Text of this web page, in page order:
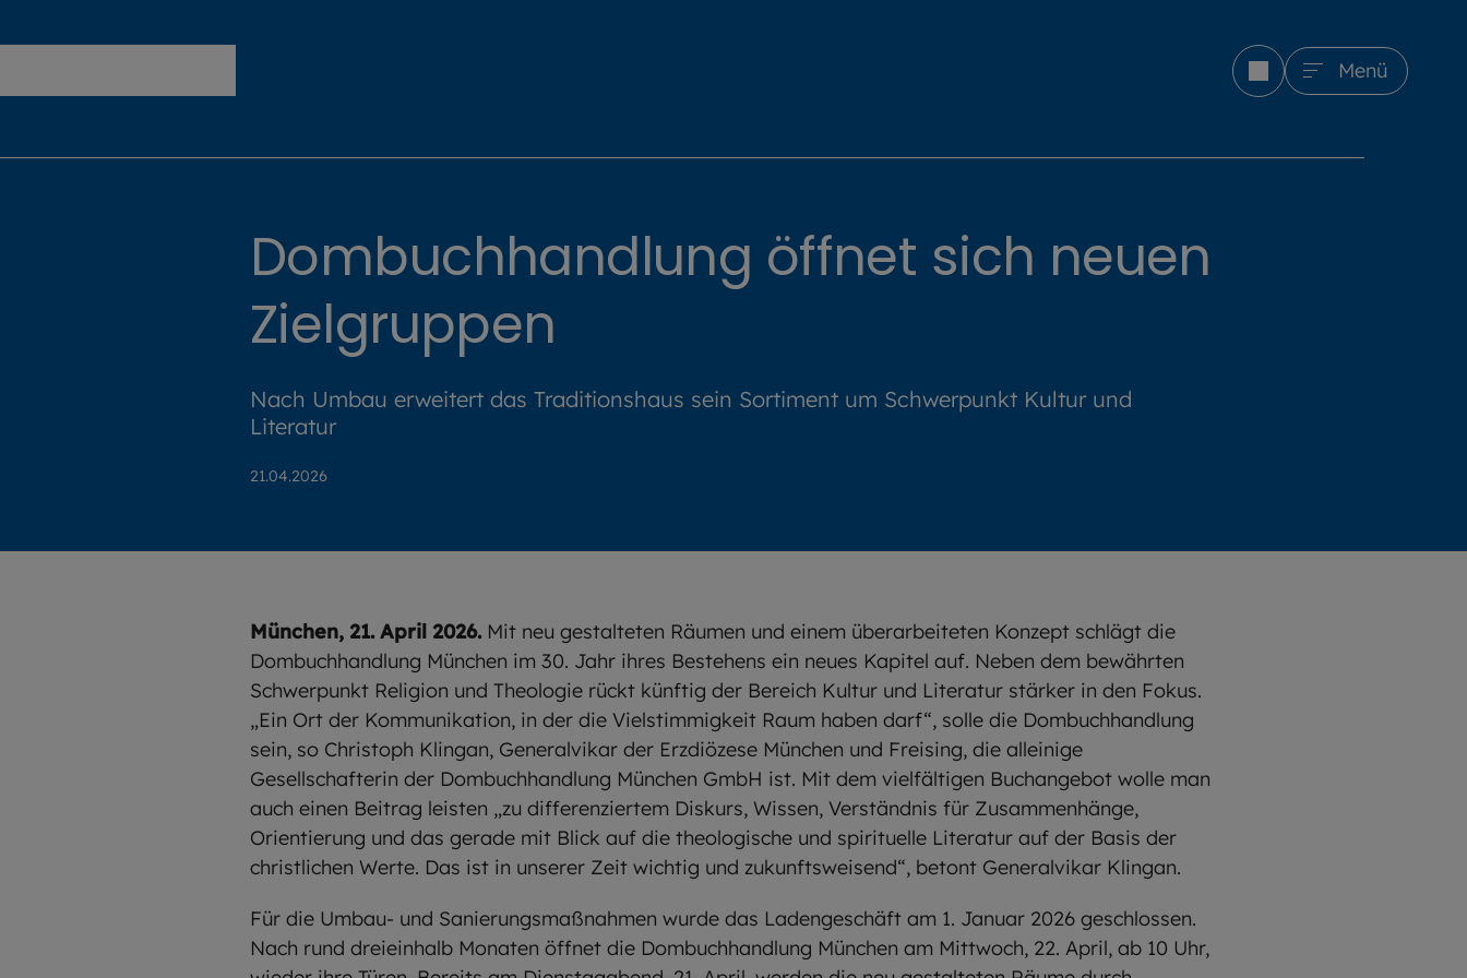
Menü
Dombuchhandlung öffnet sich neuen
Zielgruppen
Nach Umbau erweitert das Traditionshaus sein Sortiment um Schwerpunkt Kultur und
Literatur
21.04.2026
München, 21. April 2026. Mit neu gestalteten Räumen und einem überarbeiteten Konzept schlägt die
Dombuchhandlung München im 30. Jahr ihres Bestehens ein neues Kapitel auf. Neben dem bewährten
Schwerpunkt Religion und Theologie rückt künftig der Bereich Kultur und Literatur stärker in den Fokus.
„Ein Ort der Kommunikation, in der die Vielstimmigkeit Raum haben darf“, solle die Dombuchhandlung
sein, so Christoph Klingan, Generalvikar der Erzdiözese München und Freising, die alleinige
Gesellschafterin der Dombuchhandlung München GmbH ist. Mit dem vielfältigen Buchangebot wolle man
auch einen Beitrag leisten „zu differenziertem Diskurs, Wissen, Verständnis für Zusammenhänge,
Orientierung und das gerade mit Blick auf die theologische und spirituelle Literatur auf der Basis der
christlichen Werte. Das ist in unserer Zeit wichtig und zukunftsweisend“, betont Generalvikar Klingan.
Für die Umbau- und Sanierungsmaßnahmen wurde das Ladengeschäft am 1. Januar 2026 geschlossen.
Nach rund dreieinhalb Monaten öffnet die Dombuchhandlung München am Mittwoch, 22. April, ab 10 Uhr,